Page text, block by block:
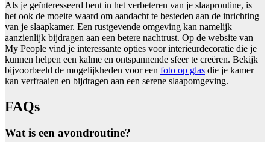
Als je geïnteresseerd bent in het verbeteren van je slaaproutine, is
het ook de moeite waard om aandacht te besteden aan de inrichting
van je slaapkamer. Een rustgevende omgeving kan namelijk
aanzienlijk bijdragen aan een betere nachtrust. Op de website van
My People vind je interessante opties voor interieurdecoratie die je
kunnen helpen een kalme en ontspannende sfeer te creëren. Bekijk
bijvoorbeeld de mogelijkheden voor een foto op glas die je kamer
kan verfraaien en bijdragen aan een serene slaapomgeving.
FAQs
Wat is een avondroutine?